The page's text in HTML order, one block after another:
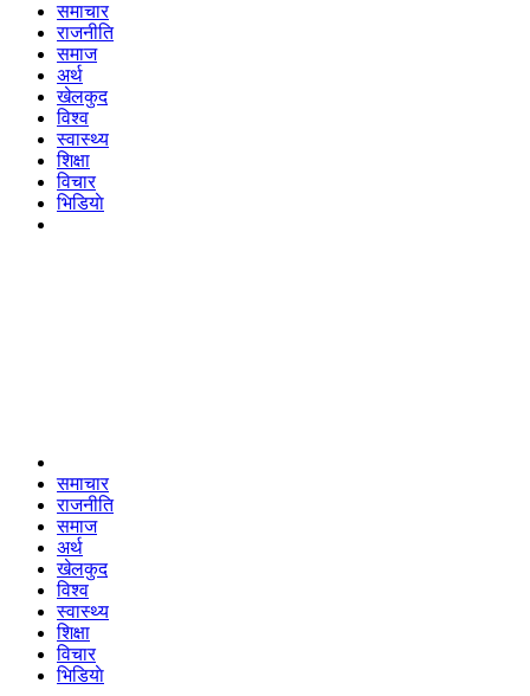
समाचार
राजनीति
समाज
अर्थ
खेलकुद
विश्व
स्वास्थ्य
शिक्षा
विचार
भिडियाे
समाचार
राजनीति
समाज
अर्थ
खेलकुद
विश्व
स्वास्थ्य
शिक्षा
विचार
भिडियाे